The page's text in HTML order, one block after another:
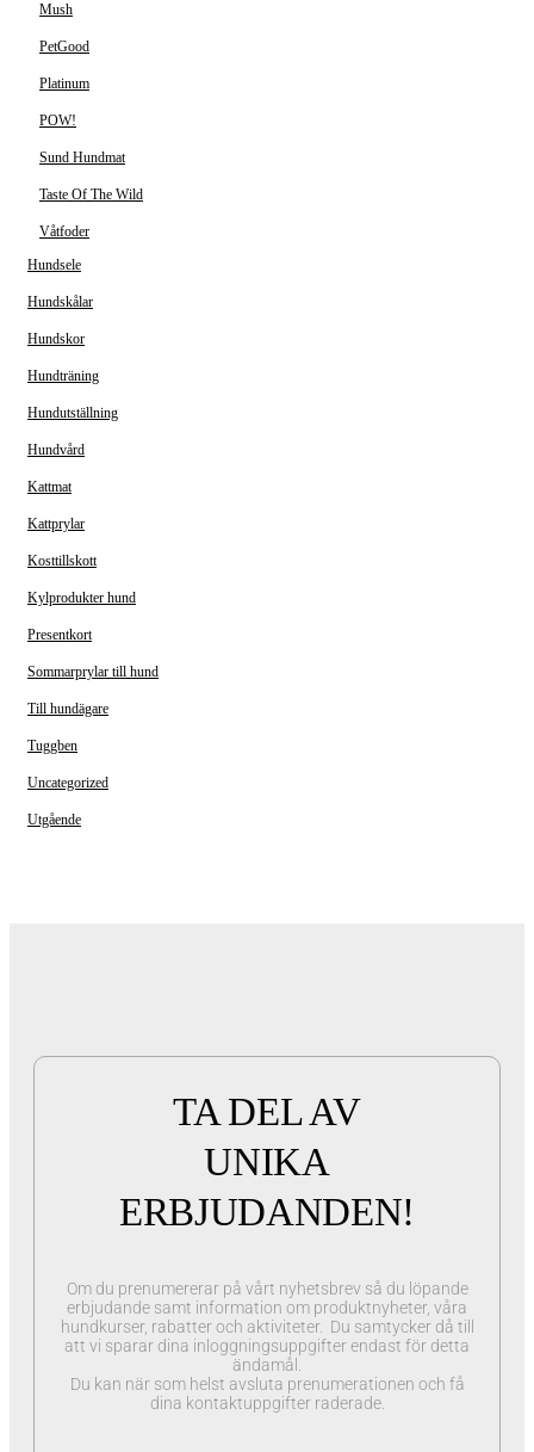
Mush
PetGood
Platinum
POW!
Sund Hundmat
Taste Of The Wild
Våtfoder
Hundsele
Hundskålar
Hundskor
Hundträning
Hundutställning
Hundvård
Kattmat
Kattprylar
Kosttillskott
Kylprodukter hund
Presentkort
Sommarprylar till hund
Till hundägare
Tuggben
Uncategorized
Utgående
TA DEL AV
UNIKA
ERBJUDANDEN!
Om du prenumererar på vårt nyhetsbrev så du löpande
erbjudande samt information om produktnyheter, våra
hundkurser, rabatter och aktiviteter. Du samtycker då till
att vi sparar dina inloggningsuppgifter endast för detta
ändamål.
Du kan när som helst avsluta prenumerationen och få
dina kontaktuppgifter raderade.